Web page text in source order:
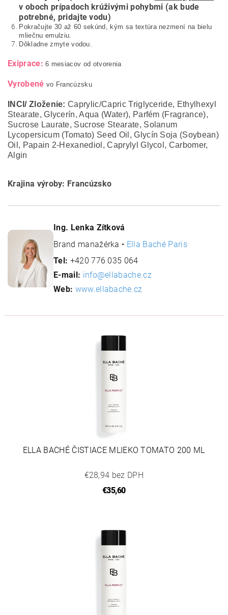
v oboch prípadoch krúživými pohybmi (ak bude
potrebné, pridajte vodu)
Pokračujte 30 až 60 sekúnd, kým sa textúra nezmení na bielu
mliečnu emulziu.
Dôkladne zmyte vodou.
Exiprace: 6 mesiacov od otvorenia
Vyrobené vo Francúzsku
INCI/ Zloženie:Caprylic/Capric Triglyceride, Ethylhexyl
Stearate, Glycerín, Aqua (Water), Parfém (Fragrance),
Sucrose Laurate, Sucrose Stearate, Solanum
Lycopersicum (Tomato) Seed Oil, Glycín Soja (Soybean)
Oil, Papain 2-Hexanediol, Caprylyl Glycol, Carbomer,
Algin
Krajina výroby: Francúzsko
Ing. Lenka Zítková
Brand manažérka • Ella Baché Paris
Tel: +420 776 035 064
E-mail: info@ellabache.cz
Web: www.ellabache.cz
ELLA BACHÉ ČISTIACE MLIEKO TOMATO 200 ML
€28,94 bez DPH
€35,60